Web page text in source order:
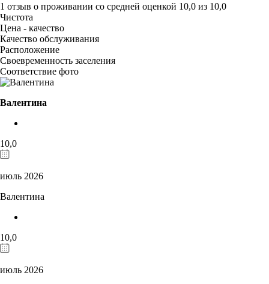
1 отзыв о проживании со средней оценкой 10,0 из 10,0
Чистота
Цена - качество
Качество обслуживания
Расположение
Своевременность заселения
Соответствие фото
Валентина
10,0
июль 2026
Валентина
10,0
июль 2026